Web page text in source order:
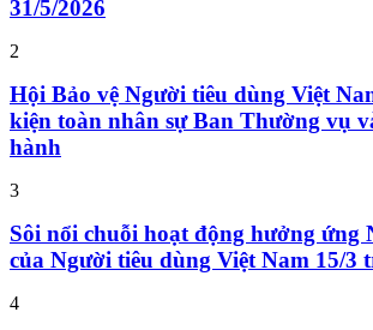
31/5/2026
2
Hội Bảo vệ Người tiêu dùng Việt
kiện toàn nhân sự Ban Thường vụ
hành
3
Sôi nổi chuỗi hoạt động hưởng ứng
của Người tiêu dùng Việt Nam 15/3
4